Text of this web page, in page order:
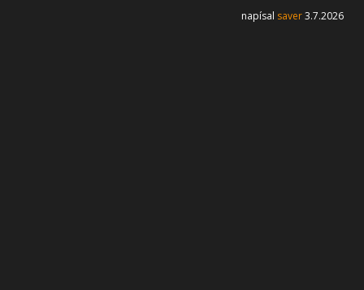
napísal saver3.7.2026